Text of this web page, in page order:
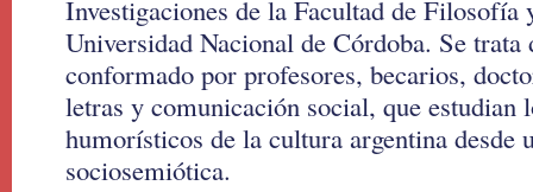
Investigaciones de la Facultad de Filosofía
Universidad Nacional de Córdoba. Se trata
conformado por profesores, becarios,
letras y comunicación social, que estudian
humorísticos de la cultura argentina desde
sociosemiótica.